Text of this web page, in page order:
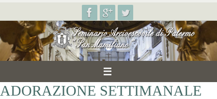
contenuto
ADORAZIONE SETTIMANALE